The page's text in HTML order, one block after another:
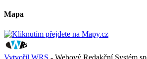
Mapa
Vytvořil WRS - Webový Redakční Systém